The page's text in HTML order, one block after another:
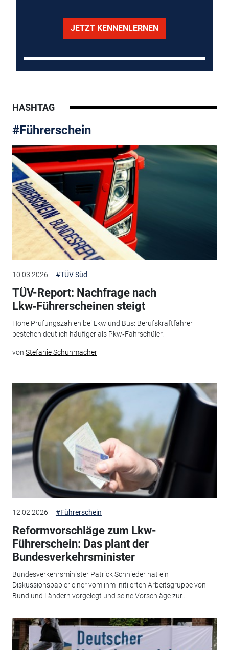
JETZT KENNENLERNEN
HASHTAG
#Führerschein
10.03.2026 #TÜV Süd
TÜV-Report: Nachfrage nach
Lkw‑Führerscheinen steigt
Hohe Prüfungszahlen bei Lkw und Bus: Berufskraftfahrer
bestehen deutlich häufiger als Pkw‑Fahrschüler.
von Stefanie Schuhmacher
12.02.2026 #Führerschein
Reformvorschläge zum Lkw-
Führerschein: Das plant der
Bundesverkehrsminister
Bundesverkehrsminister Patrick Schnieder hat ein
Diskussionspapier einer vom ihm initiierten Arbeitsgruppe von
Bund und Ländern vorgelegt und seine Vorschläge zur...